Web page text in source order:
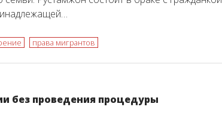
права мигрантов
без проведения процедуры